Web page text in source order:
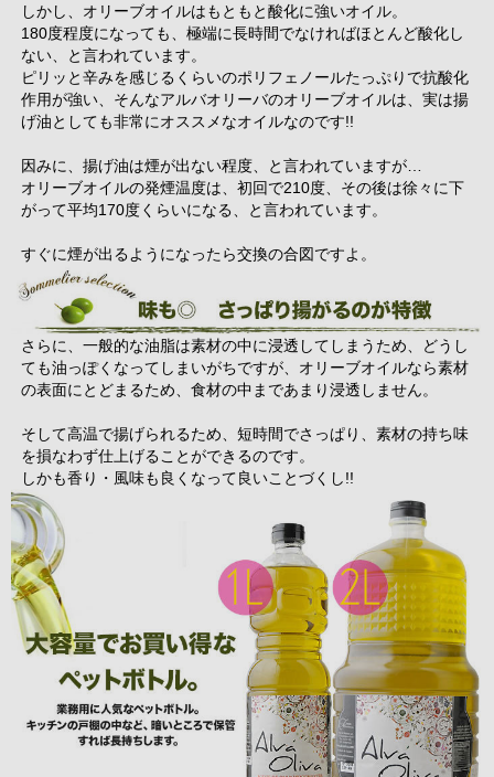
しかし、オリーブオイルはもともと酸化に強いオイル。
180度程度になっても、極端に長時間でなければほとんど酸化し
ない、と言われています。
ピリッと辛みを感じるくらいのポリフェノールたっぷりで抗酸化
作用が強い、そんなアルバオリーバのオリーブオイルは、実は揚
げ油としても非常にオススメなオイルなのです!!
因みに、揚げ油は煙が出ない程度、と言われていますが…
オリーブオイルの発煙温度は、初回で210度、その後は徐々に下
がって平均170度くらいになる、と言われています。
すぐに煙が出るようになったら交換の合図ですよ。
さらに、一般的な油脂は素材の中に浸透してしまうため、どうし
ても油っぽくなってしまいがちですが、オリーブオイルなら素材
の表面にとどまるため、食材の中まであまり浸透しません。
そして高温で揚げられるため、短時間でさっぱり、素材の持ち味
を損なわず仕上げることができるのです。
しかも香り・風味も良くなって良いことづくし!!